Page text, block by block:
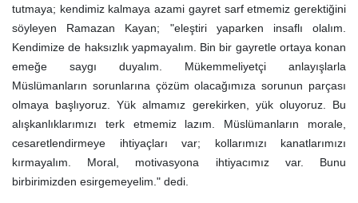
tutmaya; kendimiz kalmaya azami gayret sarf etmemiz gerektiğini
söyleyen Ramazan Kayan; "eleştiri yaparken insaflı olalım.
Kendimize de haksızlık yapmayalım. Bin bir gayretle ortaya konan
emeğe saygı duyalım. Mükemmeliyetçi anlayışlarla
Müslümanların sorunlarına çözüm olacağımıza sorunun parçası
olmaya başlıyoruz. Yük almamız gerekirken, yük oluyoruz. Bu
alışkanlıklarımızı terk etmemiz lazım. Müslümanların morale,
cesaretlendirmeye ihtiyaçları var; kollarımızı kanatlarımızı
kırmayalım. Moral, motivasyona ihtiyacımız var. Bunu
birbirimizden esirgemeyelim." dedi.